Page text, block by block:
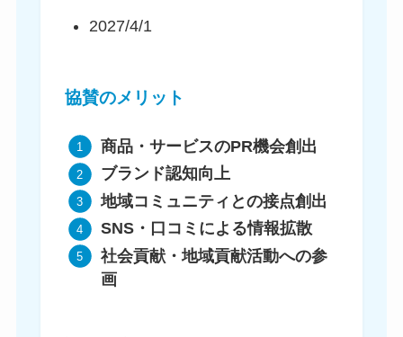
2027/4/1
協賛のメリット
商品・サービスのPR機会創出
ブランド認知向上
地域コミュニティとの接点創出
SNS・口コミによる情報拡散
社会貢献・地域貢献活動への参
画